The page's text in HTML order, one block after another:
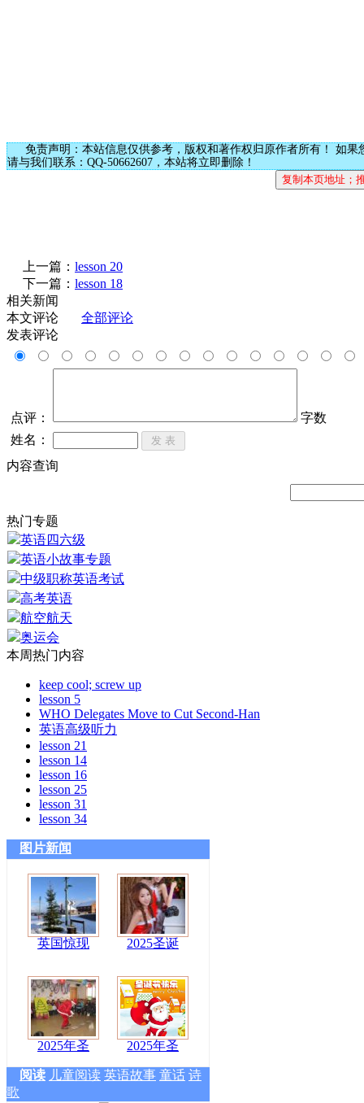
免责声明：本站信息仅供参考，版权和著作权归原作者所有！ 如果
请与我们联系：QQ-50662607，本站将立即删除！
上一篇： lesson 20
下一篇： lesson 18
相关新闻
本文评论
全部评论
发表评论
点评：
字数
姓名：
内容查询
热门专题
英语四六级
英语小故事专题
中级职称英语考试
高考英语
航空航天
奥运会
本周热门内容
keep cool; screw up
lesson 5
WHO Delegates Move to Cut Second-Han
英语高级听力
lesson 21
lesson 14
lesson 16
lesson 25
lesson 31
lesson 34
图片新闻
英国惊现 2025圣诞
2025年圣 2025年圣
阅读 儿童阅读 英语故事 童话 诗
歌